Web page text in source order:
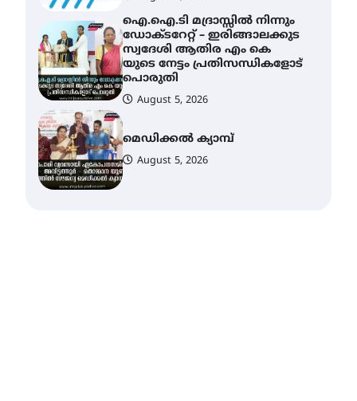
August 5, 2026
മെഡിക്കൽ ക്യാമ്പ്
സെന്റ് ജോസഫ്സ് കോളജ്
കോമേഴ്‌സ്
അസോസിയേഷന്
തുടക്കമായി